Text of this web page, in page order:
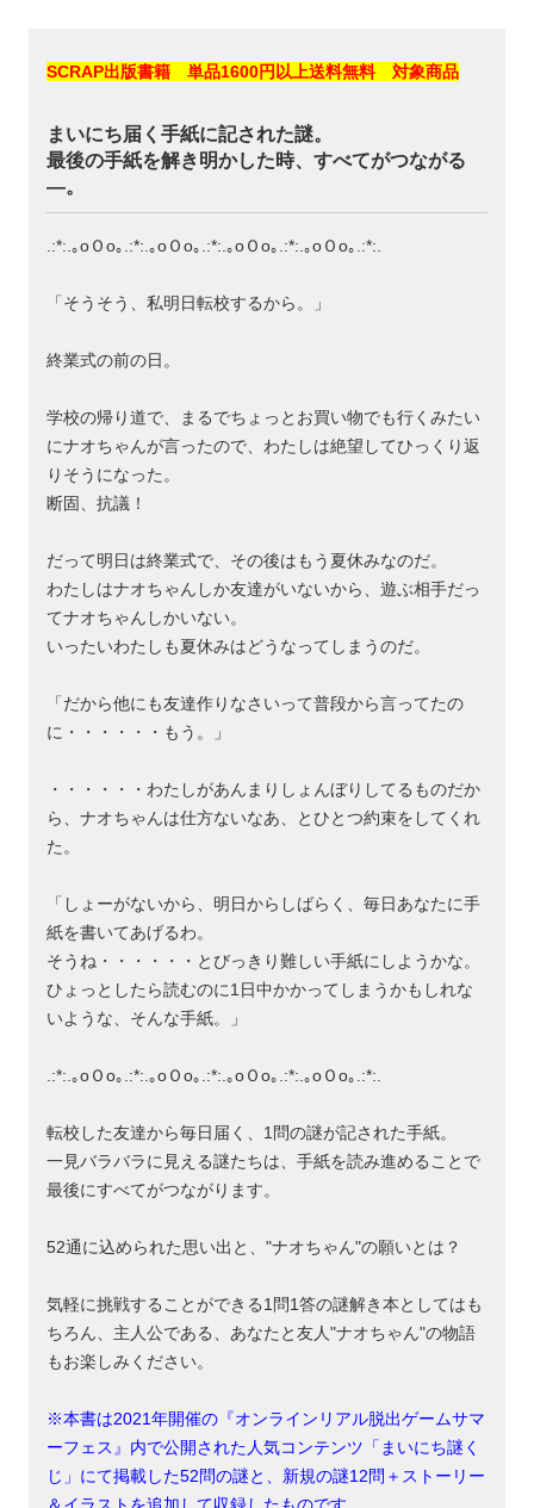
SCRAP出版書籍 単品1600円以上送料無料 対象商品
まいにち届く手紙に記された謎。
最後の手紙を解き明かした時、すべてがつながる
―。
.:*:.｡oＯo｡.:*:.｡oＯo｡.:*:.｡oＯo｡.:*:.｡oＯo｡.:*:.
「そうそう、私明日転校するから。」
終業式の前の日。
学校の帰り道で、まるでちょっとお買い物でも行くみたい
にナオちゃんが言ったので、わたしは絶望してひっくり返
りそうになった。
断固、抗議！
だって明日は終業式で、その後はもう夏休みなのだ。
わたしはナオちゃんしか友達がいないから、遊ぶ相手だっ
てナオちゃんしかいない。
いったいわたしも夏休みはどうなってしまうのだ。
「だから他にも友達作りなさいって普段から言ってたの
に・・・・・・もう。」
・・・・・・わたしがあんまりしょんぼりしてるものだか
ら、ナオちゃんは仕方ないなあ、とひとつ約束をしてくれ
た。
「しょーがないから、明日からしばらく、毎日あなたに手
紙を書いてあげるわ。
そうね・・・・・・とびっきり難しい手紙にしようかな。
ひょっとしたら読むのに1日中かかってしまうかもしれな
いような、そんな手紙。」
.:*:.｡oＯo｡.:*:.｡oＯo｡.:*:.｡oＯo｡.:*:.｡oＯo｡.:*:.
転校した友達から毎日届く、1問の謎が記された手紙。
一見バラバラに見える謎たちは、手紙を読み進めることで
最後にすべてがつながります。
52通に込められた思い出と、"ナオちゃん"の願いとは？
気軽に挑戦することができる1問1答の謎解き本としてはも
ちろん、主人公である、あなたと友人"ナオちゃん"の物語
もお楽しみください。
※本書は2021年開催の『オンラインリアル脱出ゲームサマ
ーフェス』内で公開された人気コンテンツ「まいにち謎く
じ」にて掲載した52問の謎と、新規の謎12問＋ストーリー